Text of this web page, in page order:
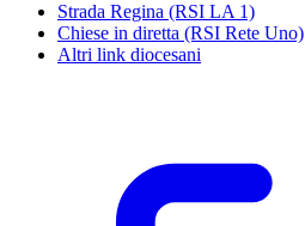
Strada Regina (RSI LA 1)
Chiese in diretta (RSI Rete Uno)
Altri link diocesani